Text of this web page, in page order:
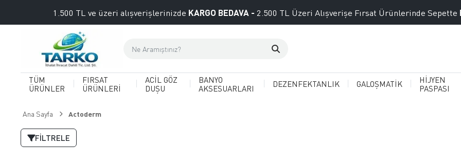
1.500 TL ve üzeri alışverişlerinizde KARGO BEDAVA - 2.500 TL Üzeri Alışverişe Fırsat Ürünlerinde Sepette
TÜM
ÜRÜNLER
FIRSAT
ÜRÜNLERİ
ACİL GÖZ
DUŞU
BANYO
AKSESUARLARI
DEZENFEKTANLIK GALOŞMATİK
HİJYEN
PASPASI
Ana Sayfa Actoderm
FILTRELE